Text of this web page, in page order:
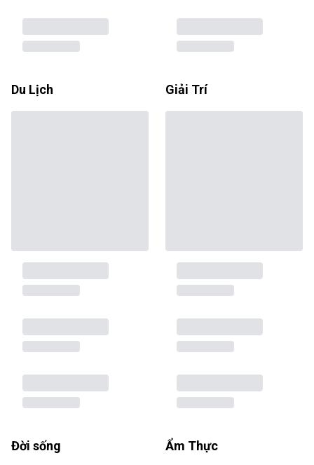
Du Lịch Giải Trí
Đời sống Ẩm Thực